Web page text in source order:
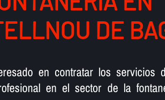
DE
en contratar los servicios
en el sector de la